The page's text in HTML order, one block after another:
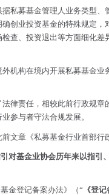
据私募基金管理人业务类型
创业投资基金的特殊规定
查、投资退出等方面细化
外机构在境内开展私募基金
法律责任，相较此前行政规
参与者守法合规发展。
前文章《私募基金行业首部行
对基金业协会历年来以指
金登记备案办法》（“ 《登